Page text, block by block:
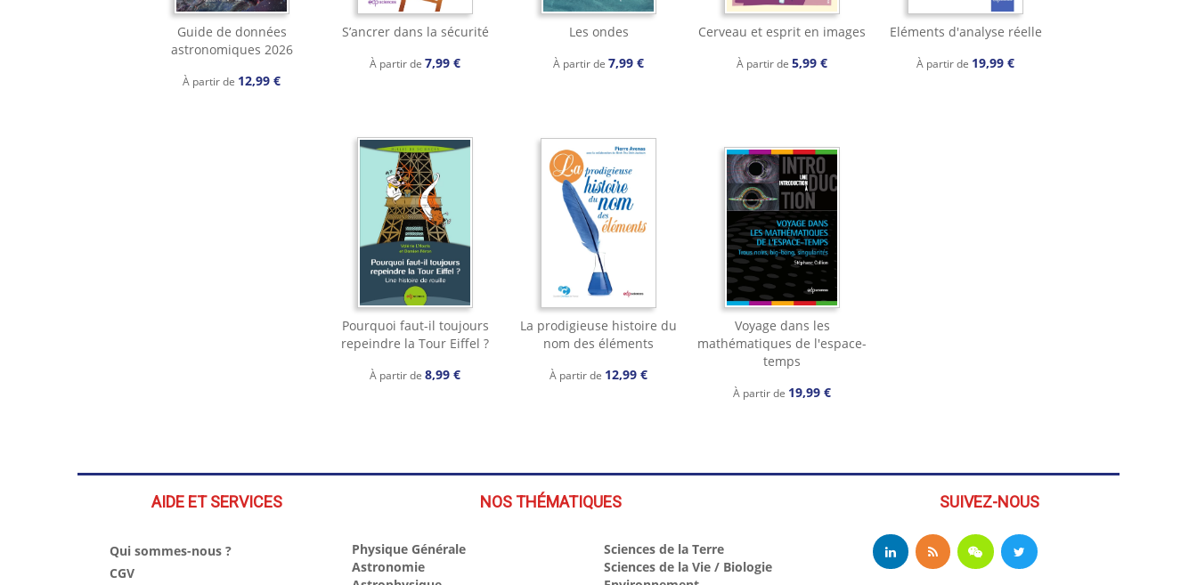
Guide de données
astronomiques 2026
À partir de 12,99 €
S’ancrer dans la sécurité
À partir de 7,99 €
Les ondes
À partir de 7,99 €
Cerveau et esprit en images
À partir de 5,99 €
Eléments d'analyse réelle
À partir de 19,99 €
Pourquoi faut-il toujours
repeindre la Tour Eiffel ?
À partir de 8,99 €
La prodigieuse histoire du
nom des éléments
À partir de 12,99 €
Voyage dans les
mathématiques de l'espace-
temps
À partir de 19,99 €
AIDE ET SERVICES
Qui sommes-nous ?
CGV
NOS THÉMATIQUES
Physique Générale
Astronomie
Sciences de la Terre
Sciences de la Vie / Biologie
SUIVEZ-NOUS